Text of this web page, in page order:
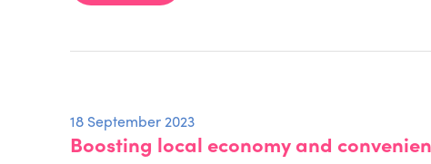
18 September 2023
Boosting local economy and